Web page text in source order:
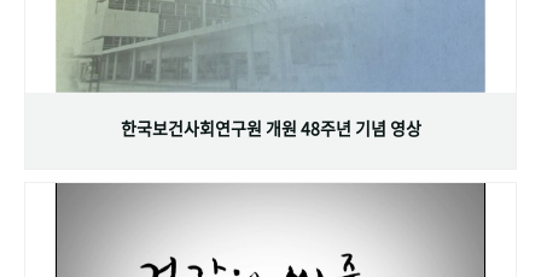
한국보건사회연구원 개원 48주년 기념 영상